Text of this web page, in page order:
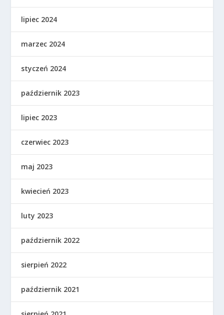
lipiec 2024
marzec 2024
styczeń 2024
październik 2023
lipiec 2023
czerwiec 2023
maj 2023
kwiecień 2023
luty 2023
październik 2022
sierpień 2022
październik 2021